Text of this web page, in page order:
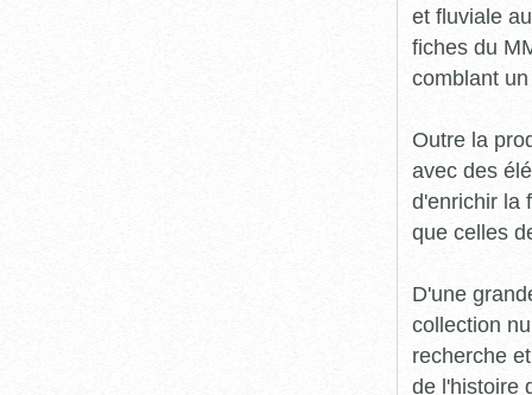
et fluviale
fiches du
comblant
Outre la
avec des
d'enrichir la
que celles
D'une
collection
recherche
de l'histoire